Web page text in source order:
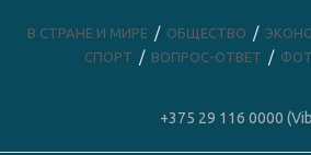
В СТРАНЕ И МИРЕ ОБЩЕСТВО
СПОРТ
ВОПРОС-ОТВЕТ
+375 29 116 0000